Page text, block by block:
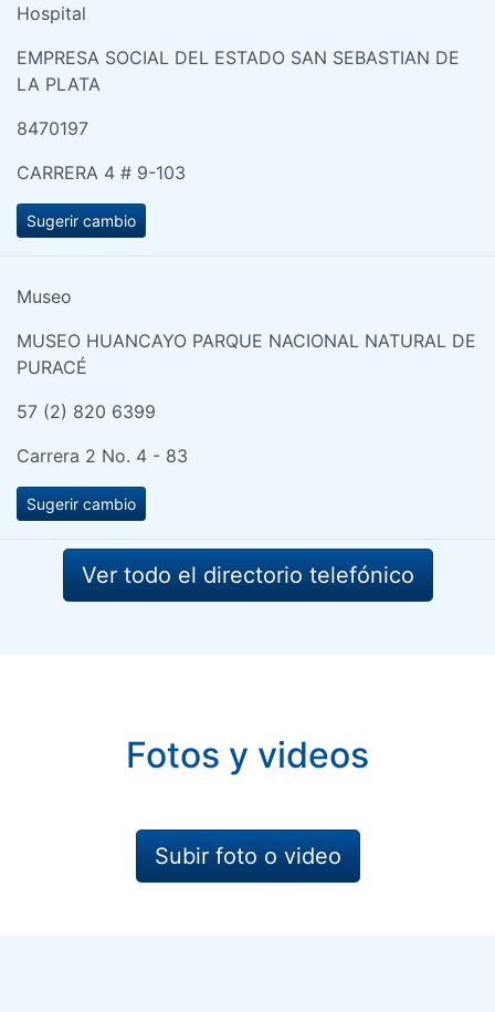
Hospital
EMPRESA SOCIAL DEL ESTADO SAN SEBASTIAN DE
LA PLATA
8470197
CARRERA 4 # 9-103
Sugerir cambio
Museo
MUSEO HUANCAYO PARQUE NACIONAL NATURAL DE
PURACÉ
57 (2) 820 6399
Carrera 2 No. 4 - 83
Sugerir cambio
Ver todo el directorio telefónico
Fotos y videos
Subir foto o video